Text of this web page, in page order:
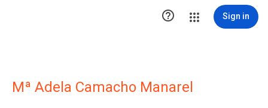
 Sign in
Mª Adela Camacho Manarel